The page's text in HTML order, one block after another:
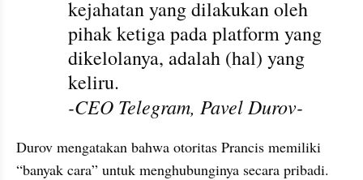
kejahatan yang dilakukan oleh
pihak ketiga pada platform yang
dikelolanya, adalah (hal) yang
keliru.
-CEO Telegram, Pavel Durov-
Durov mengatakan bahwa otoritas Prancis memiliki
“banyak cara” untuk menghubunginya secara pribadi.